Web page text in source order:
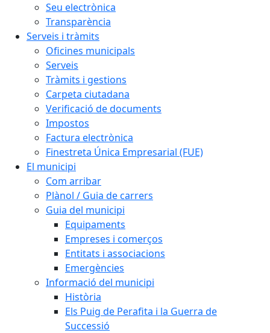
Seu electrònica
Transparència
Serveis i tràmits
Oficines municipals
Serveis
Tràmits i gestions
Carpeta ciutadana
Verificació de documents
Impostos
Factura electrònica
Finestreta Única Empresarial (FUE)
El municipi
Com arribar
Plànol / Guia de carrers
Guia del municipi
Equipaments
Empreses i comerços
Entitats i associacions
Emergències
Informació del municipi
Història
Els Puig de Perafita i la Guerra de
Successió